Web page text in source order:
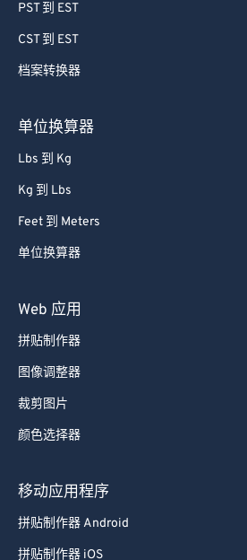
PST 到 EST
CST 到 EST
档案转换器
单位换算器
Lbs 到 Kg
Kg 到 Lbs
Feet 到 Meters
单位换算器
Web 应用
拼贴制作器
图像调整器
裁剪图片
颜色选择器
移动应用程序
拼贴制作器 Android
拼贴制作器 iOS